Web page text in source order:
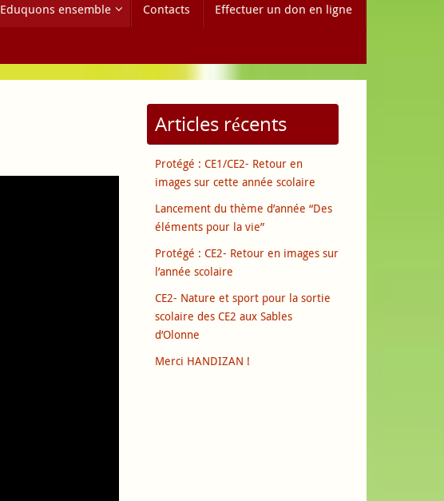
Eduquons ensemble Contacts Effectuer un don en ligne
Articles récents
Protégé : CE1/CE2- Retour en
images sur cette année scolaire
Lancement du thème d’année “Des
éléments pour la vie”
Protégé : CE2- Retour en images sur
l’année scolaire
CE2- Nature et sport pour la sortie
scolaire des CE2 aux Sables
d’Olonne
Merci HANDIZAN !